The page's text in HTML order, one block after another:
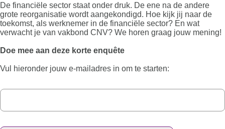
De financiële sector staat onder druk. De ene na de andere
grote reorganisatie wordt aangekondigd. Hoe kijk jij naar de
toekomst, als werknemer in de financiële sector? En wat
verwacht je van vakbond CNV? We horen graag jouw mening!
Doe mee aan deze korte enquête
Vul hieronder jouw e-mailadres in om te starten: